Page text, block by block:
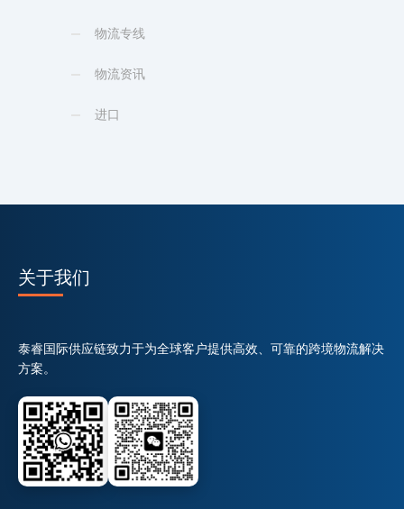
物流专线
物流资讯
进口
关于我们
泰睿国际供应链致力于为全球客户提供高效、可靠的跨境物流解决
方案。